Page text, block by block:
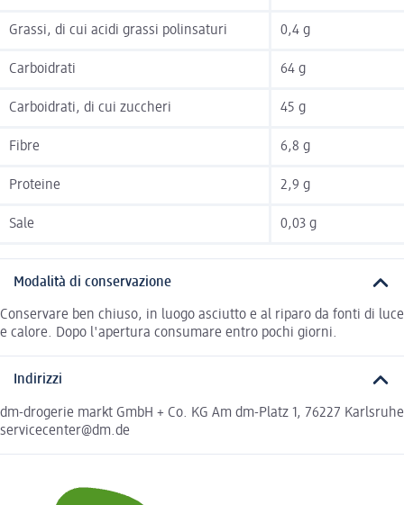
Grassi, di cui acidi grassi polinsaturi 0,4 g
Carboidrati 64 g
Carboidrati, di cui zuccheri 45 g
Fibre 6,8 g
Proteine 2,9 g
Sale 0,03 g
Modalità di conservazione
Conservare ben chiuso, in luogo asciutto e al riparo da fonti di luce
e calore. Dopo l'apertura consumare entro pochi giorni.
Indirizzi
dm-drogerie markt GmbH + Co. KG Am dm-Platz 1, 76227 Karlsruhe
servicecenter@dm.de